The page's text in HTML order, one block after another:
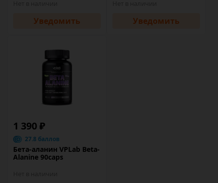
Уведомить Уведомить
1 390 ₽
27.8 баллов
Бета-аланин VPLab Beta-
Alanine 90caps